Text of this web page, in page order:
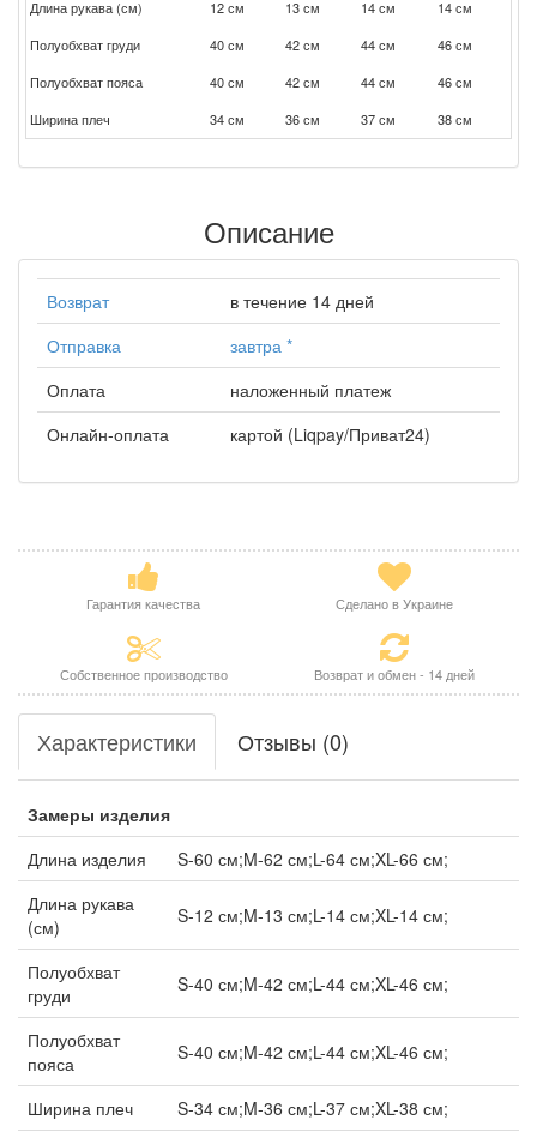
Длина рукава (см) 12 см 13 см 14 см
14 см
Полуобхват груди
40 см 42 см 44 см
46 см
Полуобхват пояса
40 см 42 см 44 см
46 см
Ширина плеч
34 см 36 см 37 см 38 см
Описание
Возврат
в течение 14 дней
Отправка
завтра *
Оплата
наложенный платеж
Онлайн-оплата
картой (Liqpay/Приват24)
Гарантия качества Сделано в Украине
Собственное производство Возврат и обмен - 14 дней
Характеристики Отзывы (0)
Замеры изделия
Длина изделия
S-60 см;M-62 см;L-64 см;XL-66 см;
Длина рукава
(см)
S-12 см;M-13 см;L-14 см;XL-14 см;
Полуобхват
груди
S-40 см;M-42 см;L-44 см;XL-46 см;
Полуобхват
пояса
S-40 см;M-42 см;L-44 см;XL-46 см;
Ширина плеч
S-34 см;M-36 см;L-37 см;XL-38 см;